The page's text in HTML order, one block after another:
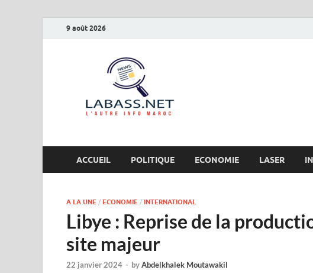
9 août 2026
ACCUEIL POLITIQUE ECONOMIE LASER
A LA UNE / ECONOMIE / INTERNATIONAL
Libye : Reprise de la
site majeur
22 janvier 2024 - byAbdelkhalek Moutawakil